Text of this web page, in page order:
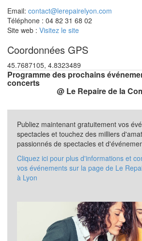
Email: contact@lerepairelyon.com
Téléphone : 04 82 31 68 02
Site web : Visitez le site
Coordonnées GPS
45.7687105, 4.8323489
Programme des prochains
concerts
@ Le Repaire de la
Publiez maintenant gratuitement vos
spectacles et touchez des milliers
passionnés de spectacles et
Cliquez ici pour plus d'informations et
vos événements sur la page de Le
à Lyon